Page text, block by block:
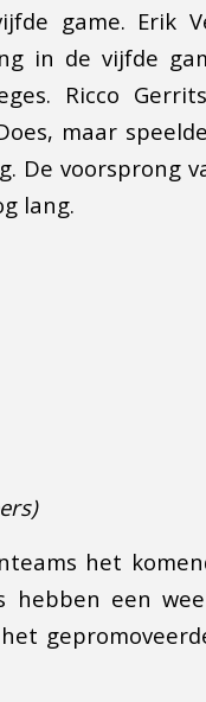
game. Erik
in de vijfde
Ricco
maar
De voorsprong
lang.
het
hebben een